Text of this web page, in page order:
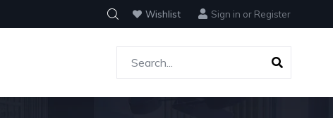
Wishlist Sign in or Register